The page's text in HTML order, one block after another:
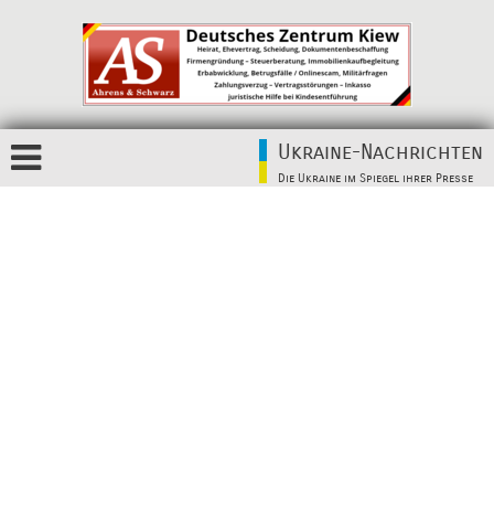
Ukraine-Nachrichten
Die Ukraine im Spiegel ihrer Presse